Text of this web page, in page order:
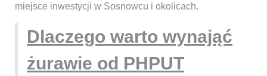
miejsce inwestycji w Sosnowcu i okolicach.
Dlaczego warto wynająć
żurawie od PHPUT